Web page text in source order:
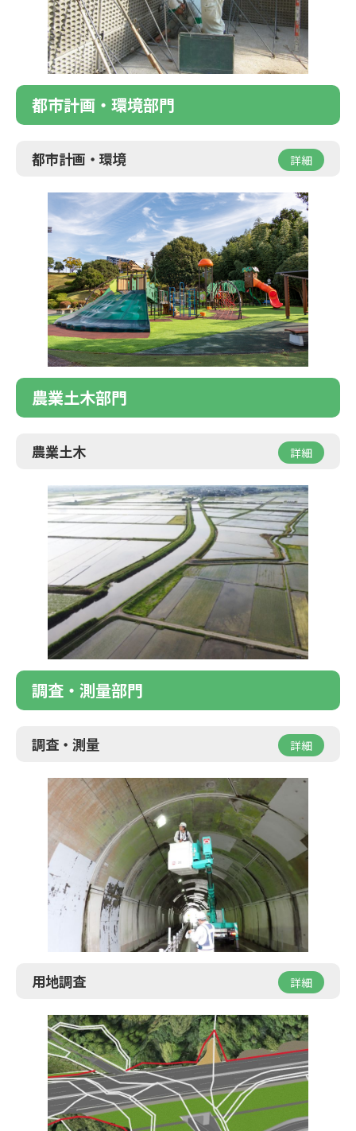
都市計画・環境部門
都市計画・環境 詳細
農業土木部門
農業土木 詳細
調査・測量部門
調査・測量 詳細
用地調査 詳細